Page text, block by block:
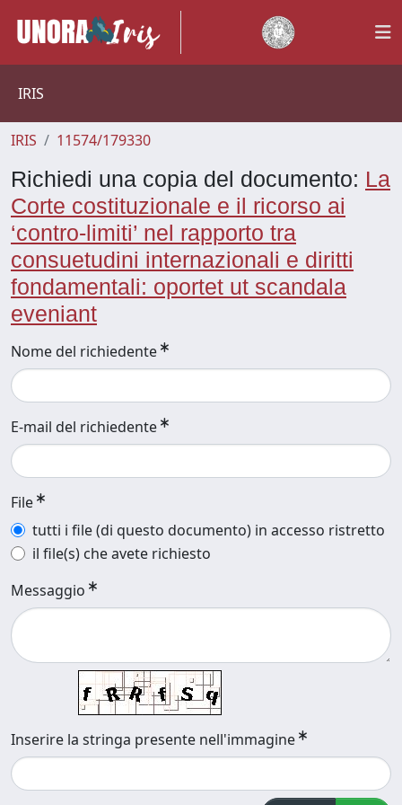
IRIS
IRIS 11574/179330
Richiedi una copia del documento: La
Corte costituzionale e il ricorso ai
‘contro-limiti’ nel rapporto tra
consuetudini internazionali e diritti
fondamentali: oportet ut scandala
eveniant
Nome del richiedente
E-mail del richiedente
File
tutti i file (di questo documento) in accesso ristretto
il file(s) che avete richiesto
Messaggio
Inserire la stringa presente nell'immagine